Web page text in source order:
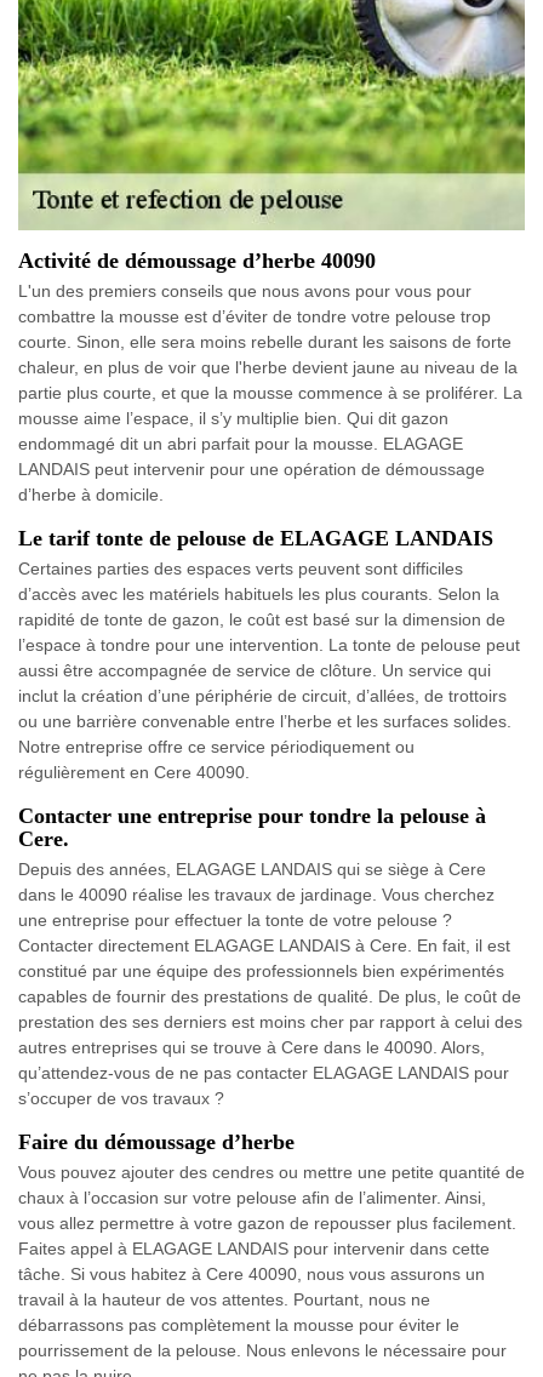
Activité de démoussage d’herbe 40090
L'un des premiers conseils que nous avons pour vous pour
combattre la mousse est d’éviter de tondre votre pelouse trop
courte. Sinon, elle sera moins rebelle durant les saisons de forte
chaleur, en plus de voir que l'herbe devient jaune au niveau de la
partie plus courte, et que la mousse commence à se proliférer. La
mousse aime l’espace, il s’y multiplie bien. Qui dit gazon
endommagé dit un abri parfait pour la mousse. ELAGAGE
LANDAIS peut intervenir pour une opération de démoussage
d’herbe à domicile.
Le tarif tonte de pelouse de ELAGAGE LANDAIS
Certaines parties des espaces verts peuvent sont difficiles
d’accès avec les matériels habituels les plus courants. Selon la
rapidité de tonte de gazon, le coût est basé sur la dimension de
l’espace à tondre pour une intervention. La tonte de pelouse peut
aussi être accompagnée de service de clôture. Un service qui
inclut la création d’une périphérie de circuit, d’allées, de trottoirs
ou une barrière convenable entre l’herbe et les surfaces solides.
Notre entreprise offre ce service périodiquement ou
régulièrement en Cere 40090.
Contacter une entreprise pour tondre la pelouse à
Cere.
Depuis des années, ELAGAGE LANDAIS qui se siège à Cere
dans le 40090 réalise les travaux de jardinage. Vous cherchez
une entreprise pour effectuer la tonte de votre pelouse ?
Contacter directement ELAGAGE LANDAIS à Cere. En fait, il est
constitué par une équipe des professionnels bien expérimentés
capables de fournir des prestations de qualité. De plus, le coût de
prestation des ses derniers est moins cher par rapport à celui des
autres entreprises qui se trouve à Cere dans le 40090. Alors,
qu’attendez-vous de ne pas contacter ELAGAGE LANDAIS pour
s’occuper de vos travaux ?
Faire du démoussage d’herbe
Vous pouvez ajouter des cendres ou mettre une petite quantité de
chaux à l’occasion sur votre pelouse afin de l’alimenter. Ainsi,
vous allez permettre à votre gazon de repousser plus facilement.
Faites appel à ELAGAGE LANDAIS pour intervenir dans cette
tâche. Si vous habitez à Cere 40090, nous vous assurons un
travail à la hauteur de vos attentes. Pourtant, nous ne
débarrassons pas complètement la mousse pour éviter le
pourrissement de la pelouse. Nous enlevons le nécessaire pour